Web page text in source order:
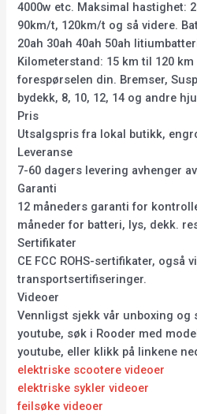
4000w etc. Maksimal hastighet:
90km/t, 120km/t og så videre.
20ah 30ah 40ah 50ah
Kilometerstand: 15 km til 120 km
forespørselen din. Bremser,
bydekk, 8, 10, 12, 14 og andre
Pris
Utsalgspris fra lokal butikk,
Leveranse
7-60 dagers levering avhenger
Garanti
12 måneders garanti for
måneder for batteri, lys, dekk.
Sertifikater
CE FCC ROHS-sertifikater, også
transportsertifiseringer.
Videoer
Vennligst sjekk vår unboxing og
youtube, søk i Rooder med
youtube, eller klikk på linkene
elektriske scootere videoer
elektriske sykler videoer
feilsøke videoer